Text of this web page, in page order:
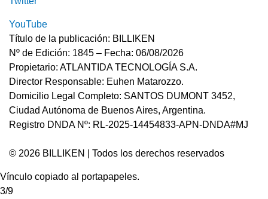
YouTube
Título de la publicación: BILLIKEN
Nº de Edición: 1845 – Fecha: 06/08/2026
Propietario: ATLANTIDA TECNOLOGÍA S.A.
Director Responsable: Euhen Matarozzo.
Domicilio Legal Completo: SANTOS DUMONT 3452,
Ciudad Autónoma de Buenos Aires, Argentina.
Registro DNDA Nº: RL-2025-14454833-APN-DNDA#MJ
© 2026 BILLIKEN | Todos los derechos reservados
Vínculo copiado al portapapeles.
3/9